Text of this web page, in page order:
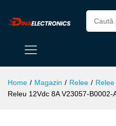
Home / Magazin / Relee /
Releu 12Vdc 8A V23057-B0002-